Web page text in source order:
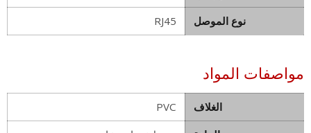
نوع الموصل
RJ45
مواصفات المواد
الغلاف
PVC